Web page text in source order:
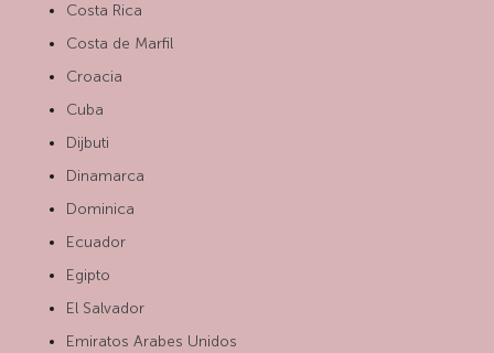
Costa Rica
Costa de Marfil
Croacia
Cuba
Dijbuti
Dinamarca
Dominica
Ecuador
Egipto
El Salvador
Emiratos Arabes Unidos